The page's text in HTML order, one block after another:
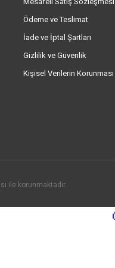
Ödeme ve Teslimat
İade ve İptal Şartları
Gizlilik ve Güvenlik
Kişisel Verilerin Korunması
ile korunmaktadır.